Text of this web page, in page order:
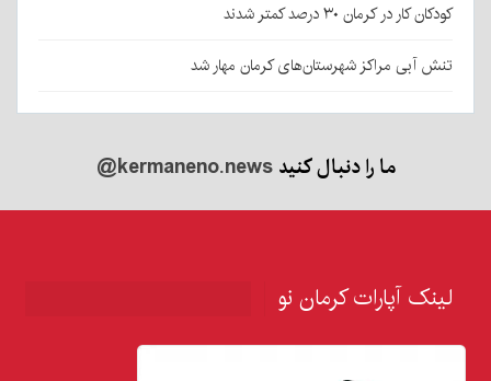
کودکان کار در کرمان ۳۰ درصد کمتر شدند
تنش آبی مراکز شهرستان‌های کرمان مهار شد
ما را دنبال کنید@kermaneno.news
لینک آپارات کرمان نو